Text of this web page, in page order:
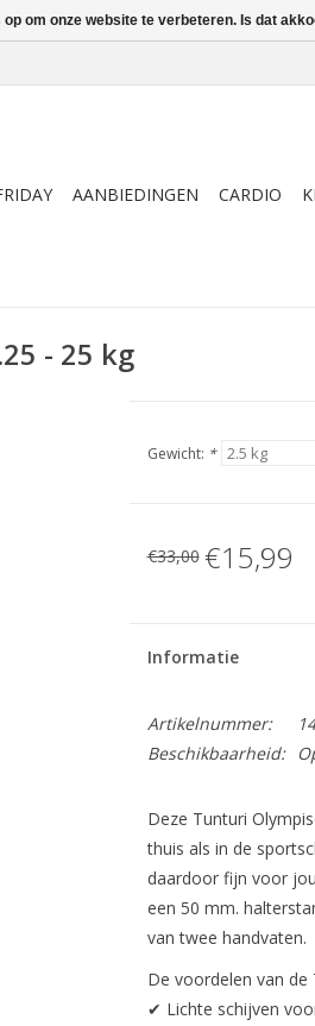
AANBIEDINGEN CARDIO
- 25 kg
Gewicht: *
€33,00 €15,99
Informatie
Artikelnummer:
Beschikbaarheid:
Deze Tunturi
thuis als in de
daardoor fijn voor
een 50 mm.
van twee handvaten.
De voordelen van de
✔ Lichte schijven
om onze website te verbeteren. Is dat